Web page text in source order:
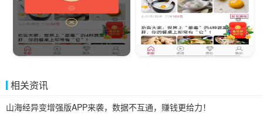
相关资讯
山海经异变增强版APP来袭，数据不互通，赚钱更给力！